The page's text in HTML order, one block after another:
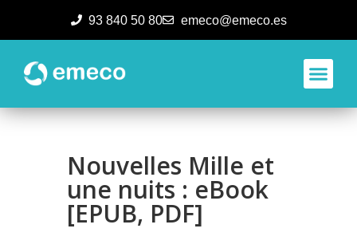
93 840 50 80 emeco@emeco.es
Nouvelles Mille et
une nuits : eBook
[EPUB, PDF]